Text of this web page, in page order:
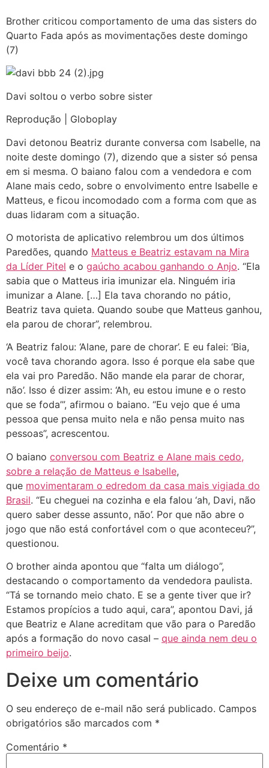
Brother criticou comportamento de uma das sisters do
Quarto Fada após as movimentações deste domingo
(7)
Davi soltou o verbo sobre sister
Reprodução | Globoplay
Davi detonou Beatriz durante conversa com Isabelle, na
noite deste domingo (7), dizendo que a sister só pensa
em si mesma. O baiano falou com a vendedora e com
Alane mais cedo, sobre o envolvimento entre Isabelle e
Matteus, e ficou incomodado com a forma com que as
duas lidaram com a situação.
O motorista de aplicativo relembrou um dos últimos
Paredões, quando Matteus e Beatriz estavam na Mira
da Líder Pitel e o gaúcho acabou ganhando o Anjo. “Ela
sabia que o Matteus iria imunizar ela. Ninguém iria
imunizar a Alane. […] Ela tava chorando no pátio,
Beatriz tava quieta. Quando soube que Matteus ganhou,
ela parou de chorar”, relembrou.
‘A Beatriz falou: ‘Alane, pare de chorar’. E eu falei: ‘Bia,
você tava chorando agora. Isso é porque ela sabe que
ela vai pro Paredão. Não mande ela parar de chorar,
não’. Isso é dizer assim: ‘Ah, eu estou imune e o resto
que se foda’”, afirmou o baiano. “Eu vejo que é uma
pessoa que pensa muito nela e não pensa muito nas
pessoas”, acrescentou.
O baiano conversou com Beatriz e Alane mais cedo,
sobre a relação de Matteus e Isabelle,
que movimentaram o edredom da casa mais vigiada do
Brasil. “Eu cheguei na cozinha e ela falou ‘ah, Davi, não
quero saber desse assunto, não’. Por que não abre o
jogo que não está confortável com o que aconteceu?”,
questionou.
O brother ainda apontou que “falta um diálogo”,
destacando o comportamento da vendedora paulista.
“Tá se tornando meio chato. E se a gente tiver que ir?
Estamos propícios a tudo aqui, cara”, apontou Davi, já
que Beatriz e Alane acreditam que vão para o Paredão
após a formação do novo casal – que ainda nem deu o
primeiro beijo.
Deixe um comentário
O seu endereço de e-mail não será publicado. Campos
obrigatórios são marcados com *
Comentário *